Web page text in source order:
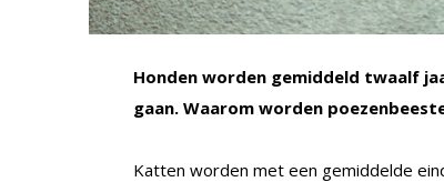
Honden worden gemiddeld twaalf
gaan. Waarom worden
Katten worden met een gemiddelde